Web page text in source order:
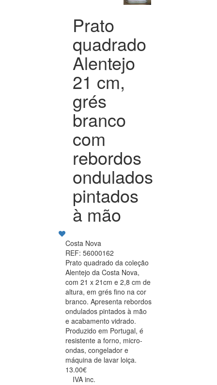
Prato
quadrado
Alentejo
21 cm,
grés
branco
com
rebordos
ondulados
pintados
à mão
Costa Nova
REF: 56000162
Prato quadrado da coleção
Alentejo da Costa Nova,
com 21 x 21cm e 2,8 cm de
altura, em grés fino na cor
branco. Apresenta rebordos
ondulados pintados à mão
e acabamento vidrado.
Produzido em Portugal, é
resistente a forno, micro-
ondas, congelador e
máquina de lavar loiça.
13.00€
IVA inc.